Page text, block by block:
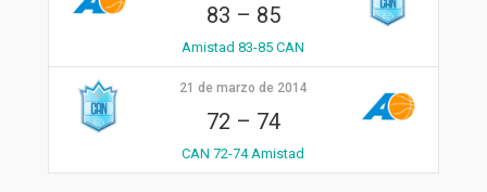
83 – 85
Amistad 83-85 CAN
21 de marzo de 2014
72 – 74
CAN 72-74 Amistad